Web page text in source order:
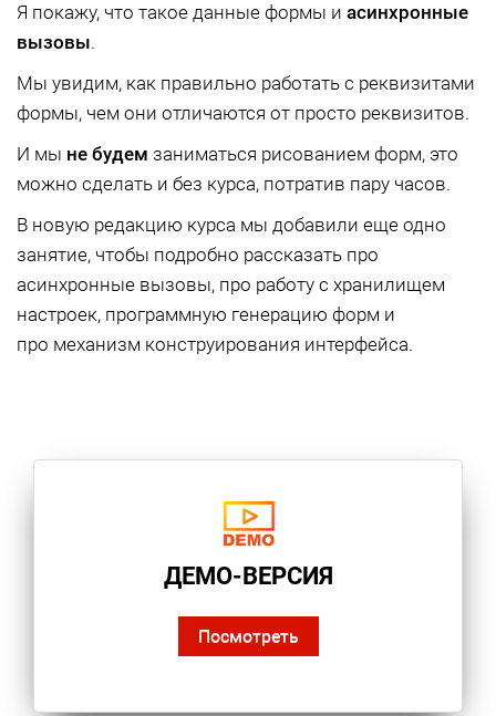
Я покажу, что такое данные формы и асинхронные
вызовы.
Мы увидим, как правильно работать с реквизитами
формы, чем они отличаются от просто реквизитов.
И мы не будем заниматься рисованием форм, это
можно сделать и без курса, потратив пару часов.
В новую редакцию курса мы добавили еще одно
занятие, чтобы подробно рассказать про
асинхронные вызовы, про работу с хранилищем
настроек, программную генерацию форм и
про механизм конструирования интерфейса.
ДЕМО-ВЕРСИЯ
Посмотреть